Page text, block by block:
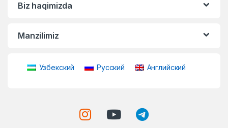
Biz haqimizda
Manzilimiz
Узбекский Русский Английский